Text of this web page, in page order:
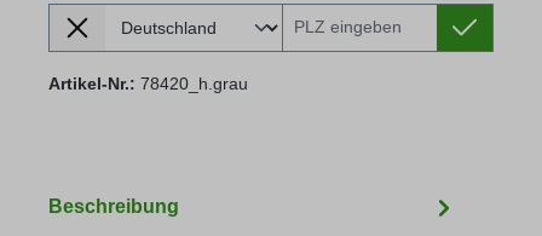
Lieferland
Versandkosten berechnen:
Artikel-Nr.: 78420_h.grau
Beschreibung